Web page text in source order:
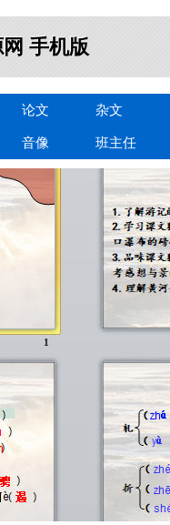
手机版
论文 杂文
音像 班主任